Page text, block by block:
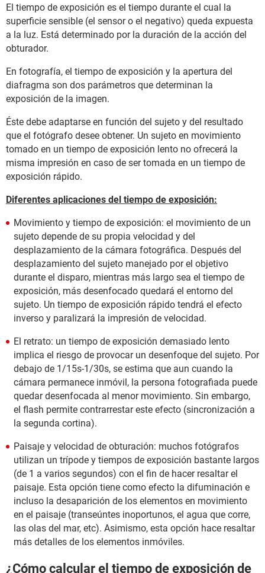
El tiempo de exposición es el tiempo durante el cual la
superficie sensible (el sensor o el negativo) queda expuesta
a la luz. Está determinado por la duración de la acción del
obturador.
En fotografía, el tiempo de exposición y la apertura del
diafragma son dos parámetros que determinan la
exposición de la imagen.
Éste debe adaptarse en función del sujeto y del resultado
que el fotógrafo desee obtener. Un sujeto en movimiento
tomado en un tiempo de exposición lento no ofrecerá la
misma impresión en caso de ser tomada en un tiempo de
exposición rápido.
Diferentes aplicaciones del tiempo de exposición:
Movimiento y tiempo de exposición: el movimiento de un
sujeto depende de su propia velocidad y del
desplazamiento de la cámara fotográfica. Después del
desplazamiento del sujeto manejado por el objetivo
durante el disparo, mientras más largo sea el tiempo de
exposición, más desenfocado quedará el entorno del
sujeto. Un tiempo de exposición rápido tendrá el efecto
inverso y paralizará la impresión de velocidad.
El retrato: un tiempo de exposición demasiado lento
implica el riesgo de provocar un desenfoque del sujeto. Por
debajo de 1/15s-1/30s, se estima que aun cuando la
cámara permanece inmóvil, la persona fotografiada puede
quedar desenfocada al menor movimiento. Sin embargo,
el flash permite contrarrestar este efecto (sincronización a
la segunda cortina).
Paisaje y velocidad de obturación: muchos fotógrafos
utilizan un trípode y tiempos de exposición bastante largos
(de 1 a varios segundos) con el fin de hacer resaltar el
paisaje. Esta opción tiene como efecto la difuminación e
incluso la desaparición de los elementos en movimiento
en el paisaje (transeúntes inoportunos, el agua que corre,
las olas del mar, etc). Asimismo, esta opción hace resaltar
más detalles de los elementos inmóviles.
¿Cómo calcular el tiempo de exposición de